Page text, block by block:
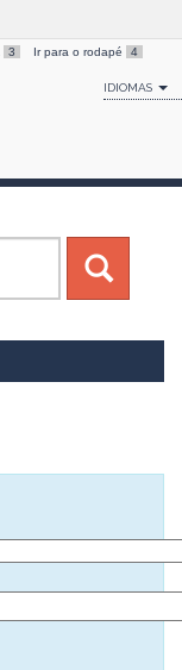
3 Ir para o rodapé 4
IDIOMAS